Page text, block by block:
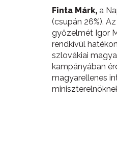
Finta Márk, a
(csupán 26%).
győzelmét Igor
rendkívül
szlovákiai
kampányában
magyarellenes